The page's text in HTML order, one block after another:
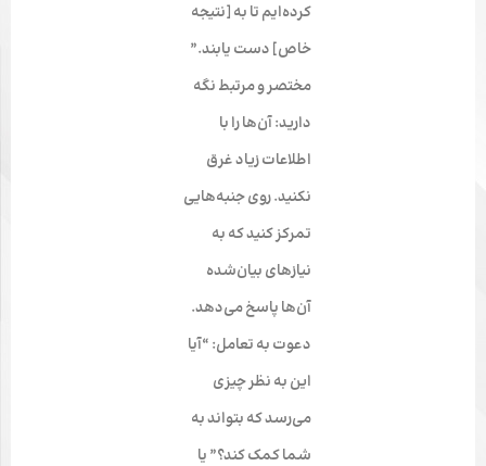
کرده‌ایم تا به [نتیجه
خاص] دست یابند.”
مختصر و مرتبط نگه
دارید: آن‌ها را با
اطلاعات زیاد غرق
نکنید. روی جنبه‌هایی
تمرکز کنید که به
نیازهای بیان‌شده
آن‌ها پاسخ می‌دهد.
دعوت به تعامل: “آیا
این به نظر چیزی
می‌رسد که بتواند به
شما کمک کند؟” یا